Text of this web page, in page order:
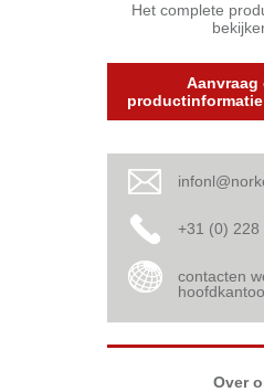
Het complete
Aanvraag
+31 (0) 228
contacten
Over